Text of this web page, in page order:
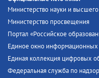
Министерство науки и
Министерство просвещения
Портал «Российское
Единое окно информационных
Единая коллекция цифровых
Федеральная служба по